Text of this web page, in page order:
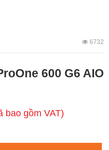
6732
600 G6 AIO
bao gồm VAT)